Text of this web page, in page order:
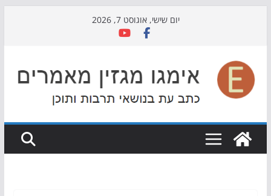
יום שישי, אוגוסט 7, 2026